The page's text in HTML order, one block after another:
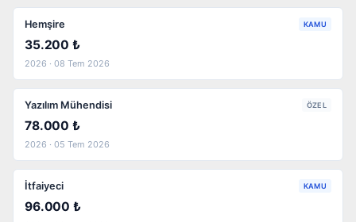
Hemşire KAMU
35.200 ₺
2026 · 08 Tem 2026
Yazılım Mühendisi ÖZEL
78.000 ₺
2026 · 05 Tem 2026
İtfaiyeci KAMU
96.000 ₺